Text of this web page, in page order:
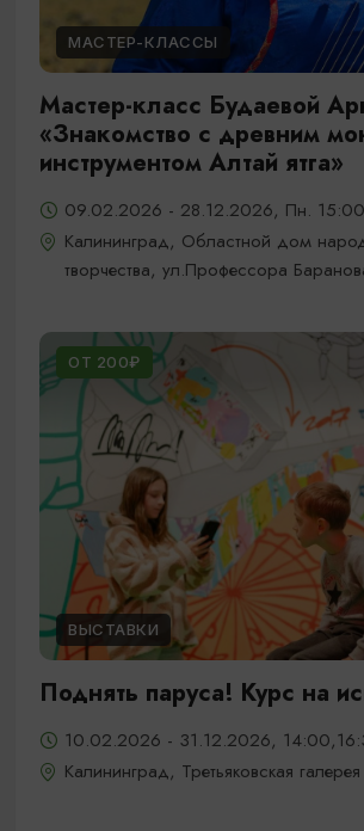
МАСТЕР-КЛАССЫ
Мастер-класс Будаевой
«Знакомство с древним
инструментом Алтай ятга»
09.02.2026 - 28.12.2026, Пн.
Калининград, Областной дом
творчества, ул.Профессора
ОТ 200₽
ВЫСТАВКИ
Поднять паруса! Курс на
10.02.2026 - 31.12.2026,
Калининград, Третьяковская